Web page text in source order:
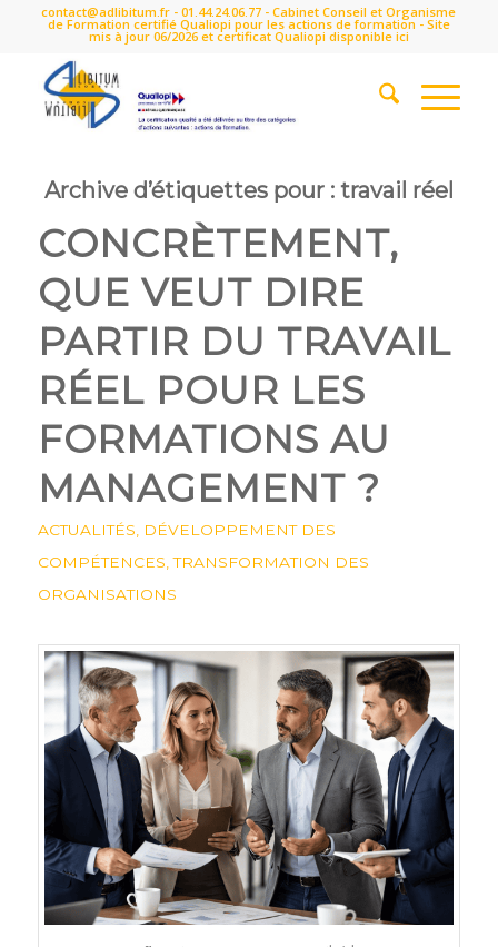
contact@adlibitum.fr -01.44.24.06.77 - Cabinet Conseil et Organisme
de Formation certifié Qualiopi pour les actions de formation - Site
mis à jour 06/2026 et certificat Qualiopi disponible ici
Archive d’étiquettes pour : travail réel
CONCRÈTEMENT,
QUE VEUT DIRE
PARTIR DU TRAVAIL
RÉEL POUR LES
FORMATIONS AU
MANAGEMENT ?
ACTUALITÉS
DÉVELOPPEMENT DES
COMPÉTENCES ,TRANSFORMATION DES
ORGANISATIONS